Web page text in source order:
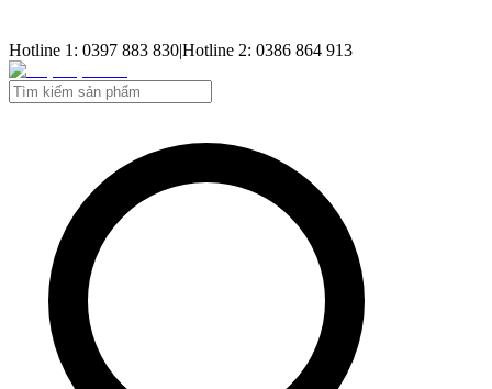
Hotline 1: 0397 883 830|Hotline 2: 0386 864 913